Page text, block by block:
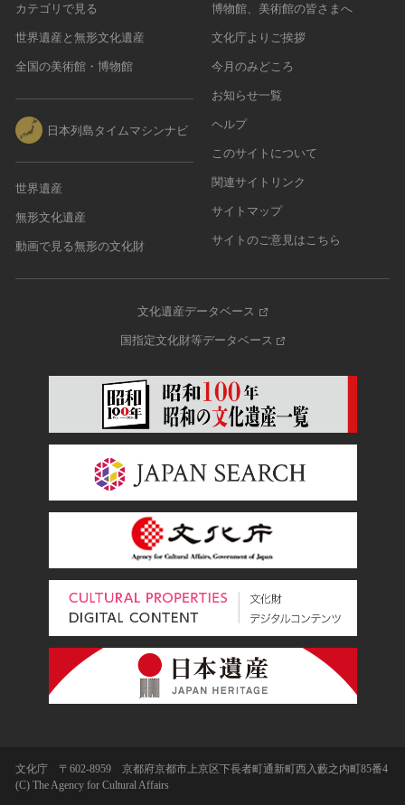
農・山村集落
その他
文化財保存技術
工芸技術
民俗芸能
カテゴリで見る
世界遺産と無形文化遺産
全国の美術館・博物館
日本列島タイムマシンナビ
世界遺産
無形文化遺産
動画で見る無形の文化財
博物館、美術館の皆さまへ
文化庁よりご挨拶
今月のみどころ
お知らせ一覧
ヘルプ
このサイトについて
関連サイトリンク
サイトマップ
サイトのご意見はこちら
文化遺産データベース
国指定文化財等データベース
文化庁 〒602-8959 京都府京都市上京区下長者町通新町西入藪之内町85番4
(C) The Agency for Cultural Affairs